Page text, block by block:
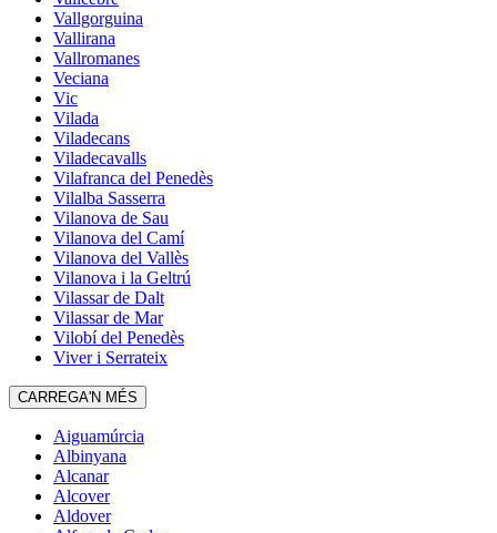
Vallgorguina
Vallirana
Vallromanes
Veciana
Vic
Vilada
Viladecans
Viladecavalls
Vilafranca del Penedès
Vilalba Sasserra
Vilanova de Sau
Vilanova del Camí
Vilanova del Vallès
Vilanova i la Geltrú
Vilassar de Dalt
Vilassar de Mar
Vilobí del Penedès
Viver i Serrateix
CARREGA'N MÉS
Aiguamúrcia
Albinyana
Alcanar
Alcover
Aldover